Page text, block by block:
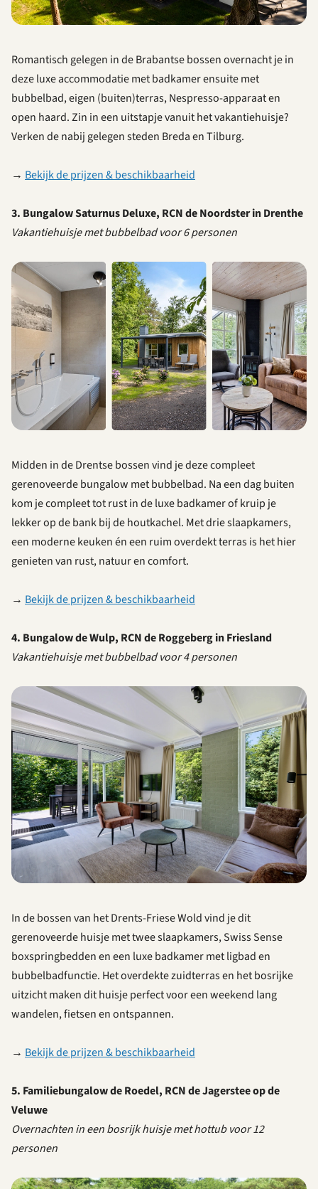
Romantisch gelegen in de Brabantse bossen overnacht je in
deze luxe accommodatie met badkamer ensuite met
bubbelbad, eigen (buiten)terras, Nespresso-apparaat en
open haard. Zin in een uitstapje vanuit het vakantiehuisje?
Verken de nabij gelegen steden Breda en Tilburg.
→ Bekijk de prijzen & beschikbaarheid
3. Bungalow Saturnus Deluxe, RCN de Noordster in Drenthe
Vakantiehuisje met bubbelbad voor 6 personen
Midden in de Drentse bossen vind je deze compleet
gerenoveerde bungalow met bubbelbad. Na een dag buiten
kom je compleet tot rust in de luxe badkamer of kruip je
lekker op de bank bij de houtkachel. Met drie slaapkamers,
een moderne keuken én een ruim overdekt terras is het hier
genieten van rust, natuur en comfort.
→ Bekijk de prijzen & beschikbaarheid
4. Bungalow de Wulp, RCN de Roggeberg in Friesland
Vakantiehuisje met bubbelbad voor 4 personen
In de bossen van het Drents-Friese Wold vind je dit
gerenoveerde huisje met twee slaapkamers, Swiss Sense
boxspringbedden en een luxe badkamer met ligbad en
bubbelbadfunctie. Het overdekte zuidterras en het bosrijke
uitzicht maken dit huisje perfect voor een weekend lang
wandelen, fietsen en ontspannen.
→ Bekijk de prijzen & beschikbaarheid
5. Familiebungalow de Roedel, RCN de Jagerstee op de
Veluwe
Overnachten in een bosrijk huisje met hottub voor 12
personen